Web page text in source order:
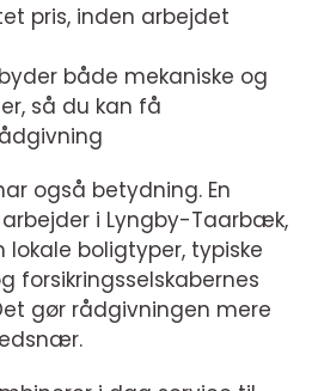
pris, inden arbejdet
både mekaniske og
så du kan få
også betydning. En
i Lyngby-Taarbæk,
boligtyper, typiske
forsikringsselskabernes
gør rådgivningen mere